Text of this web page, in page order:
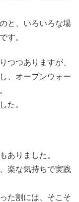
と、いろいろな場
す。
つつありますが、
、オープンウォー
た。
ありました。
楽な気持ちで実践
た割には、そこそ